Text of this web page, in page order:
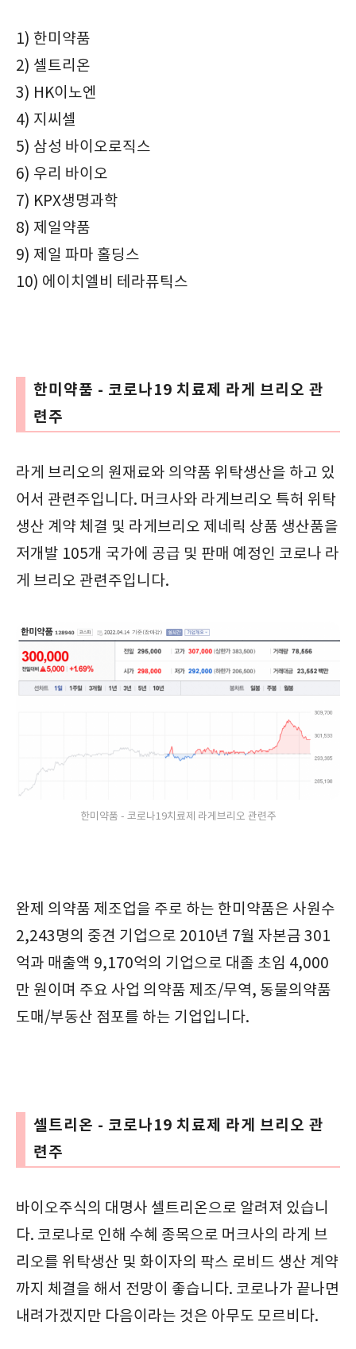
1) 한미약품
2) 셀트리온
3) HK이노엔
4) 지씨셀
5) 삼성 바이오로직스
6) 우리 바이오
7) KPX생명과학
8) 제일약품
9) 제일 파마 홀딩스
10) 에이치엘비 테라퓨틱스
한미약품 - 코로나19 치료제 라게 브리오 관
련주
라게 브리오의 원재료와 의약품 위탁생산을 하고 있
어서 관련주입니다. 머크사와 라게브리오 특허 위탁
생산 계약 체결 및 라게브리오 제네릭 상품 생산품을
저개발 105개 국가에 공급 및 판매 예정인 코로나 라
게 브리오 관련주입니다.
한미약품 - 코로나19치료제 라게브리오 관련주
완제 의약품 제조업을 주로 하는 한미약품은 사원수
2,243명의 중견 기업으로 2010년 7월 자본금 301
억과 매출액 9,170억의 기업으로 대졸 초임 4,000
만 원이며 주요 사업 의약품 제조/무역, 동물의약품
도매/부동산 점포를 하는 기업입니다.
셀트리온 - 코로나19 치료제 라게 브리오 관
련주
바이오주식의 대명사 셀트리온으로 알려져 있습니
다. 코로나로 인해 수혜 종목으로 머크사의 라게 브
리오를 위탁생산 및 화이자의 팍스 로비드 생산 계약
까지 체결을 해서 전망이 좋습니다. 코로나가 끝나면
내려가겠지만 다음이라는 것은 아무도 모르비다.